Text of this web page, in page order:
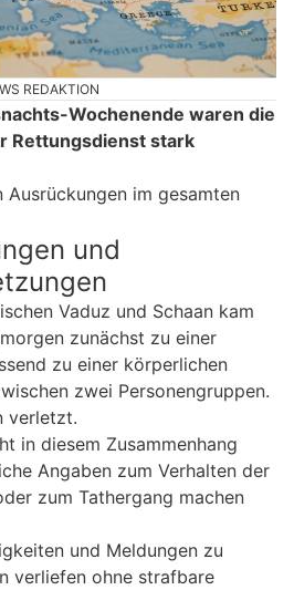
REDAKTION
Wochenende waren die
Rettungsdienst stark
Ausrückungen im gesamten
und
Vaduz und Schaan kam
zunächst zu einer
zu einer körperlichen
zwei Personengruppen.
verletzt.
in diesem Zusammenhang
Angaben zum Verhalten der
zum Tathergang machen
und Meldungen zu
verliefen ohne strafbare